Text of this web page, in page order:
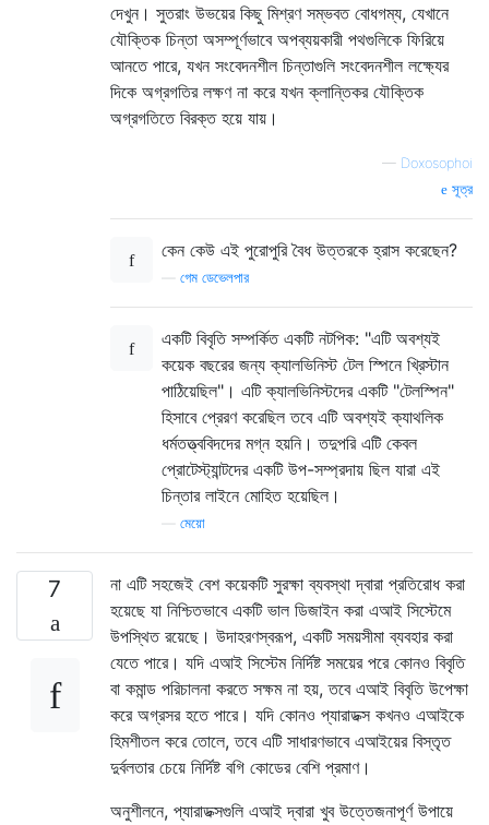
দেখুন। সুতরাং উভয়ের কিছু মিশ্রণ সম্ভবত বোধগম্য, যেখানে
যৌক্তিক চিন্তা অসম্পূর্ণভাবে অপব্যয়কারী পথগুলিকে ফিরিয়ে
আনতে পারে, যখন সংবেদনশীল চিন্তাগুলি সংবেদনশীল লক্ষ্যের
দিকে অগ্রগতির লক্ষণ না করে যখন ক্লান্তিকর যৌক্তিক
অগ্রগতিতে বিরক্ত হয়ে যায়।
— Doxosophoi
সূত্র
কেন কেউ এই পুরোপুরি বৈধ উত্তরকে হ্রাস করেছেন?
গেম ডেভেলপার
একটি বিবৃতি সম্পর্কিত একটি নটপিক: "এটি অবশ্যই
কয়েক বছরের জন্য ক্যালভিনিস্ট টেল স্পিনে খ্রিস্টান
পাঠিয়েছিল"। এটি ক্যালভিনিস্টদের একটি "টেলস্পিন"
হিসাবে প্রেরণ করেছিল তবে এটি অবশ্যই ক্যাথলিক
ধর্মতত্ত্ববিদদের মগ্ন হয়নি। তদুপরি এটি কেবল
প্রোটেস্ট্যান্টদের একটি উপ-সম্প্রদায় ছিল যারা এই
চিন্তার লাইনে মোহিত হয়েছিল।
মেয়ো
7
না এটি সহজেই বেশ কয়েকটি সুরক্ষা ব্যবস্থা দ্বারা প্রতিরোধ করা
হয়েছে যা নিশ্চিতভাবে একটি ভাল ডিজাইন করা এআই সিস্টেমে
উপস্থিত রয়েছে। উদাহরণস্বরূপ, একটি সময়সীমা ব্যবহার করা
যেতে পারে। যদি এআই সিস্টেম নির্দিষ্ট সময়ের পরে কোনও বিবৃতি
বা কমান্ড পরিচালনা করতে সক্ষম না হয়, তবে এআই বিবৃতি উপেক্ষা
করে অগ্রসর হতে পারে। যদি কোনও প্যারাডক্স কখনও এআইকে
হিমশীতল করে তোলে, তবে এটি সাধারণভাবে এআইয়ের বিস্তৃত
দুর্বলতার চেয়ে নির্দিষ্ট বগি কোডের বেশি প্রমাণ।
অনুশীলনে, প্যারাডক্সগুলি এআই দ্বারা খুব উত্তেজনাপূর্ণ উপায়ে